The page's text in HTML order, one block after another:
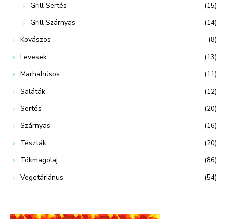
Grill Sertés (15)
Grill Szárnyas (14)
Kovászos (8)
Levesek (13)
Marhahúsos (11)
Saláták (12)
Sertés (20)
Szárnyas (16)
Tészták (20)
Tökmagolaj (86)
Vegetáriánus (54)